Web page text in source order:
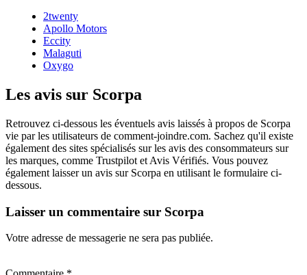
2twenty
Apollo Motors
Eccity
Malaguti
Oxygo
Les avis sur Scorpa
Retrouvez ci-dessous les éventuels avis laissés à propos de Scorpa
vie par les utilisateurs de comment-joindre.com. Sachez qu'il existe
également des sites spécialisés sur les avis des consommateurs sur
les marques, comme Trustpilot et Avis Vérifiés. Vous pouvez
également laisser un avis sur Scorpa en utilisant le formulaire ci-
dessous.
Laisser un commentaire sur Scorpa
Votre adresse de messagerie ne sera pas publiée.